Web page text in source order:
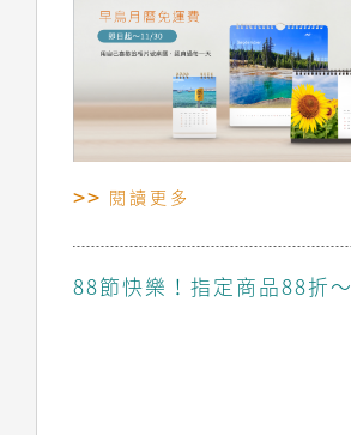
閱讀更多
88節快樂！指定商品88折～